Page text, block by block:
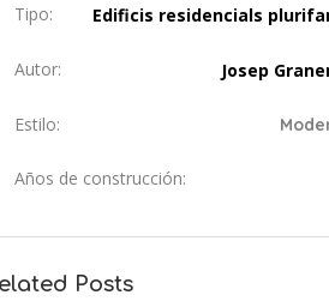
Tipo: Edificis residencials
Autor: Josep
Estilo:
Años de construcción:
Posts